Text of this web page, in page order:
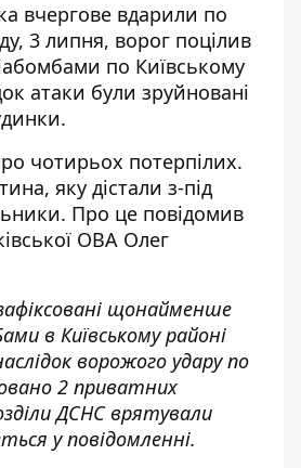
вчергове вдарили по
3 липня, ворог поцілив
по Київському
атаки були зруйновані
чотирьох потерпілих.
яку дістали з-під
Про це повідомив
ОВА Олег
щонайменше
в Київському районі
ворожого удару по
2 приватних
ДСНС врятували
у повідомленні.